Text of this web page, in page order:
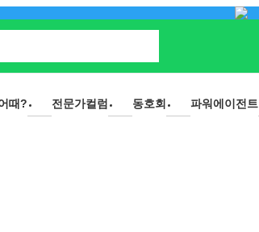
때? 전문가컬럼 동호회 파워에이전트